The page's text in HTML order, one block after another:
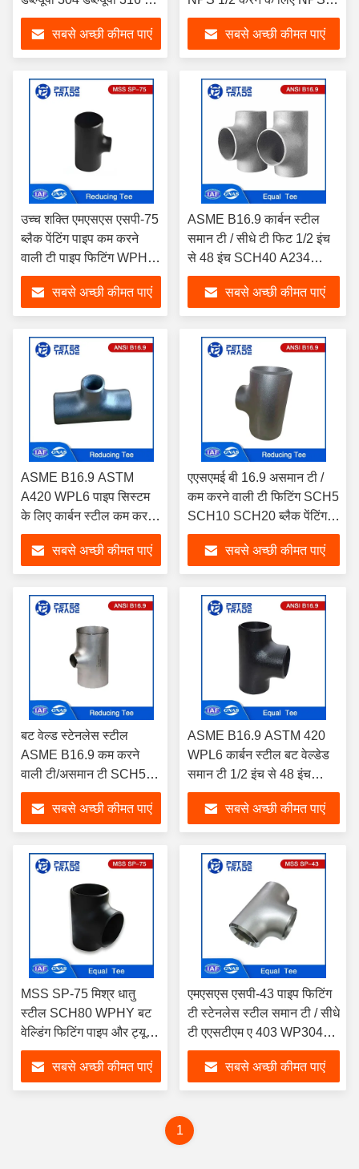
वेल्ड कम करने वाली टी
असमान टीसबसे अच्छी कीमत पाएं
48
सबसे अच्छी कीमत पाएं
उच्च शक्ति एमएसएस एसपी-75
ब्लैक पेंटिंग पाइप कम करने
वाली टी पाइप फिटिंग WPHY-
42 WPHY-46 WPHY-52
तेल और गैस पाइपलाइन के लिए
सबसे अच्छी कीमत पाएं
ASME B16.9 कार्बन स्टील
समान टी / सीधे टी फिट 1/2 इंच
से 48 इंच SCH40 A234
WPB
सबसे अच्छी कीमत पाएं
ASME B16.9 ASTM
A420 WPL6 पाइप सिस्टम
के लिए कार्बन स्टील कम करने
वाली टी पाइप फिटिंग
सबसे अच्छी कीमत पाएं
एएसएमई बी 16.9 असमान टी /
कम करने वाली टी फिटिंग SCH5
SCH10 SCH20 ब्लैक पेंटिंग
कार्बन स्टील कम करने वाली टी
पाइप फिटिंगसबसे अच्छी कीमत पाएं
बट वेल्ड स्टेनलेस स्टील
ASME B16.9 कम करने
वाली टी/असमान टी SCH5S-
SCHXXS ASTM WP304
WP316सबसे अच्छी कीमत पाएं
ASME B16.9 ASTM 420
WPL6 कार्बन स्टील बट वेल्डेड
समान टी 1/2 इंच से 48 इंच
SCH40 पानी उपचार के लिए
सबसे अच्छी कीमत पाएं
MSS SP-75 मिश्र धातु
स्टील SCH80 WPHY बट
वेल्डिंग फिटिंग पाइप और ट्यूब
कनेक्शन के लिए समान टी
सबसे अच्छी कीमत पाएं
एमएसएस एसपी-43 पाइप फिटिंग
टी स्टेनलेस स्टील समान टी / सीधे
टी एएसटीएम ए 403 WP304
WP316
सबसे अच्छी कीमत पाएं
1